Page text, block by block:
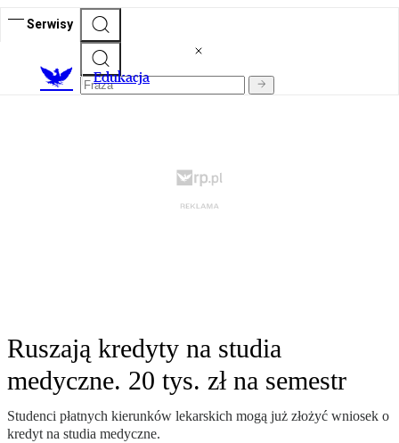
Serwisy
Edukacja
Ruszają kredyty na studia
medyczne. 20 tys. zł na semestr
Studenci płatnych kierunków lekarskich mogą już złożyć wniosek o
kredyt na studia medyczne.